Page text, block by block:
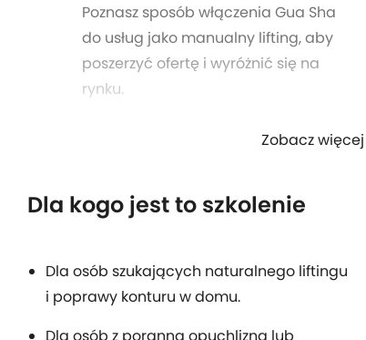
Poznasz sposób włączenia Gua Sha
do usług jako manualny lifting, aby
poszerzyć ofertę i wyróżnić się na
rynku.
Zobacz
Dla kogo jest to szkolenie
Dla osób szukających naturalnego liftingu
i poprawy konturu w domu.